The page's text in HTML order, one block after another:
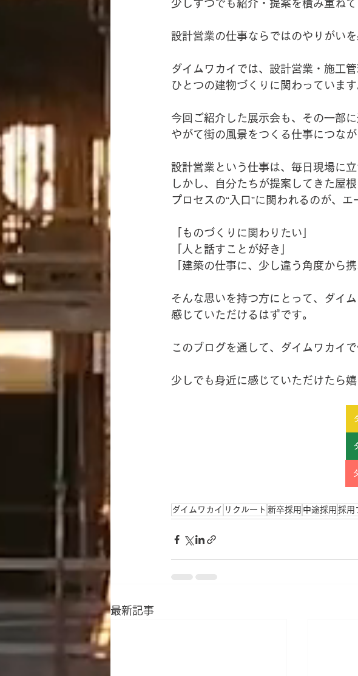
少しずつでも紹介・提案を積み重ね
設計営業の仕事ならではのやりがいを
ダイムワカイでは、設計営業・施工
ひとつの建物づくりに関わっています
今回ご紹介した展示会も、その一部
やがて街の風景をつくる仕事につなが
設計営業という仕事は、毎日現場に立
しかし、自分たちが提案してきた屋
プロセスの“入口”に関われるのが、
「ものづくりに関わりたい」
「人と話すことが好き」
「建築の仕事に、少し違う角度から携
そんな思いを持つ方にとって、ダイ
感じていただけるはずです。
このブログを通して、ダイムワカイで
少しでも身近に感じていただけたら嬉
ダイムワカイ リクルート 新卒採用 中途採用 採用
最新記事